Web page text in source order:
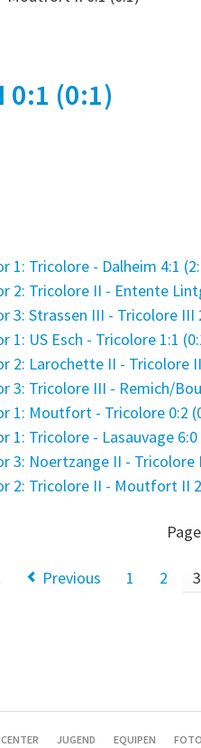
(0:1)
1: Tricolore - Dalheim 4:1
2: Tricolore II - Entente
3: Strassen III - Tricolore III
1: US Esch - Tricolore 1:1
2: Larochette II - Tricolore
3: Tricolore III - Remich/
1: Moutfort - Tricolore 0:2
1: Tricolore - Lasauvage 6:0
3: Noertzange II - Tricolore
2: Tricolore II - Moutfort II
Previous 1 2 3
JUGEND EQUIPEN